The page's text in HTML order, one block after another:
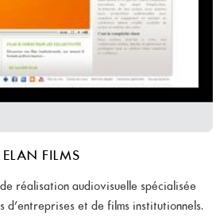
ELAN FILMS
réalisation audiovisuelle spécialisée
d’entreprises et de films institutionnels.